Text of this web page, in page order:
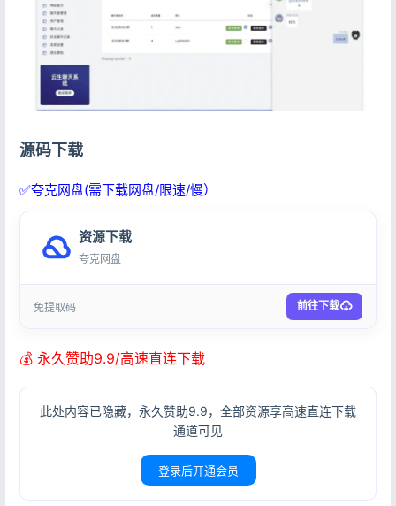
源码下载
✅夸克网盘(需下载网盘/限速/慢）
资源下载
夸克网盘
免提取码 前往下载
💰 永久赞助9.9/高速直连下载
此处内容已隐藏，永久赞助9.9，全部资源享高速直连下载
通道可见
登录后开通会员